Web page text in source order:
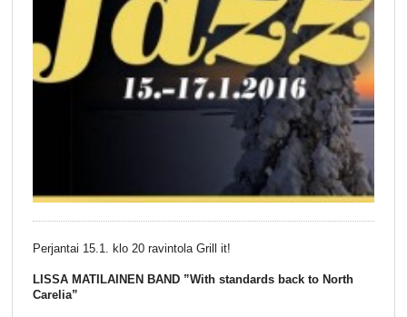
Perjantai 15.1. klo 20 ravintola Grill it!
LISSA MATILAINEN BAND ”With standards back to North
Carelia”